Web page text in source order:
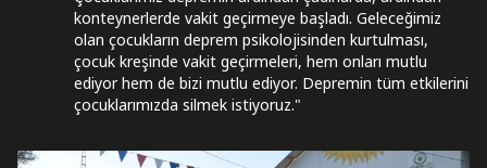
konteynerlerde vakit geçirmeye başladı. Geleceğimiz
olan çocukların deprem psikolojisinden kurtulması,
çocuk kreşinde vakit geçirmeleri, hem onları mutlu
ediyor hem de bizi mutlu ediyor. Depremin tüm etkilerini
çocuklarımızda silmek istiyoruz."